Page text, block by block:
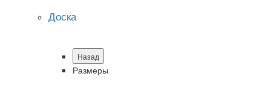
Доска
Назад
Размеры